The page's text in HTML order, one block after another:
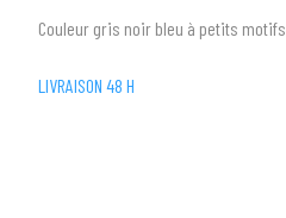
Couleur gris noir bleu à petits motifs
LIVRAISON 48 H